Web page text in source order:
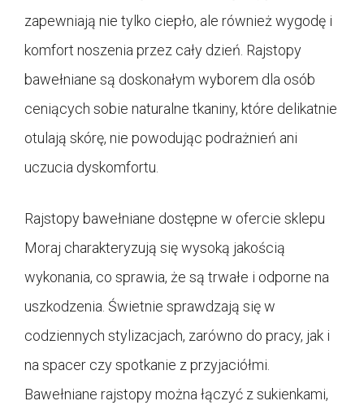
zapewniają nie tylko ciepło, ale również wygodę i
komfort noszenia przez cały dzień. Rajstopy
bawełniane są doskonałym wyborem dla osób
ceniących sobie naturalne tkaniny, które delikatnie
otulają skórę, nie powodując podrażnień ani
uczucia dyskomfortu.
Rajstopy bawełniane dostępne w ofercie sklepu
Moraj charakteryzują się wysoką jakością
wykonania, co sprawia, że są trwałe i odporne na
uszkodzenia. Świetnie sprawdzają się w
codziennych stylizacjach, zarówno do pracy, jak i
na spacer czy spotkanie z przyjaciółmi.
Bawełniane rajstopy można łączyć z sukienkami,